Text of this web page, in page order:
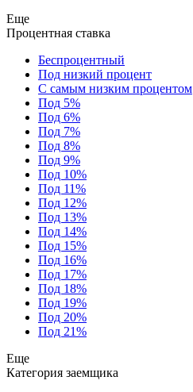
Еще
Процентная ставка
Беспроцентный
Под низкий процент
С самым низким процентом
Под 5%
Под 6%
Под 7%
Под 8%
Под 9%
Под 10%
Под 11%
Под 12%
Под 13%
Под 14%
Под 15%
Под 16%
Под 17%
Под 18%
Под 19%
Под 20%
Под 21%
Еще
Категория заемщика